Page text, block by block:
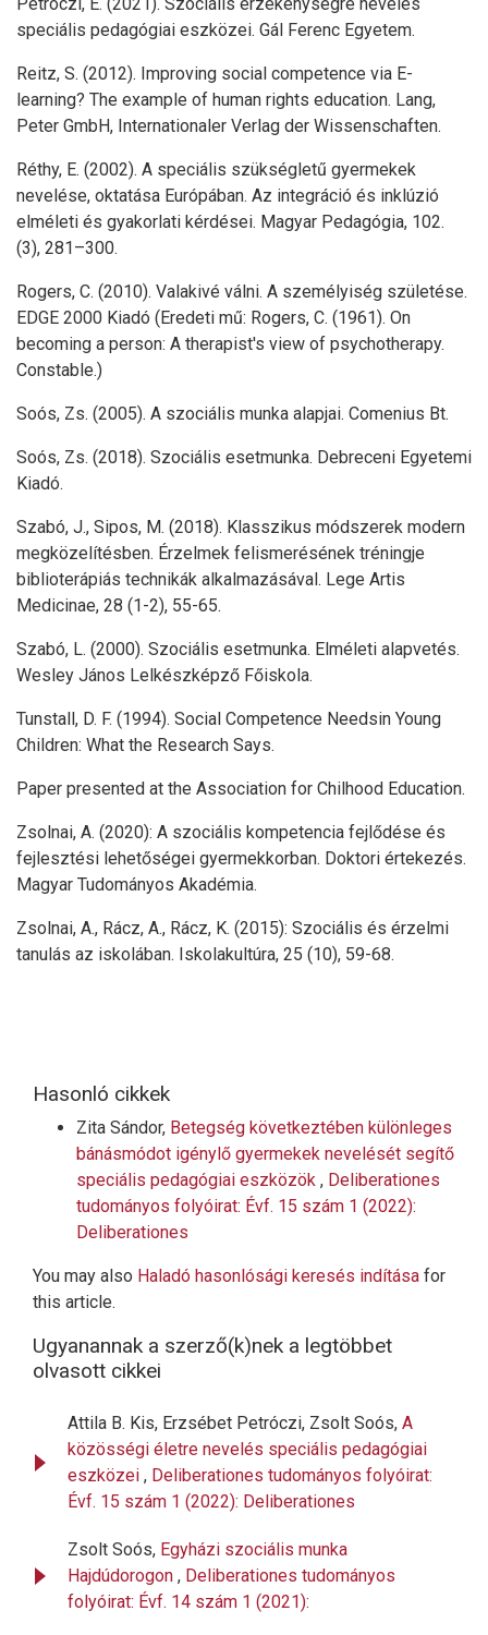
Petróczi, E. (2021). Szociális érzékenységre nevelés
speciális pedagógiai eszközei. Gál Ferenc Egyetem.
Reitz, S. (2012). Improving social competence via E-
learning? The example of human rights education. Lang,
Peter GmbH, Internationaler Verlag der Wissenschaften.
Réthy, E. (2002). A speciális szükségletű gyermekek
nevelése, oktatása Európában. Az integráció és inklúzió
elméleti és gyakorlati kérdései. Magyar Pedagógia, 102.
(3), 281–300.
Rogers, C. (2010). Valakivé válni. A személyiség születése.
EDGE 2000 Kiadó (Eredeti mű: Rogers, C. (1961). On
becoming a person: A therapist's view of psychotherapy.
Constable.)
Soós, Zs. (2005). A szociális munka alapjai. Comenius Bt.
Soós, Zs. (2018). Szociális esetmunka. Debreceni Egyetemi
Kiadó.
Szabó, J., Sipos, M. (2018). Klasszikus módszerek modern
megközelítésben. Érzelmek felismerésének tréningje
biblioterápiás technikák alkalmazásával. Lege Artis
Medicinae, 28 (1-2), 55-65.
Szabó, L. (2000). Szociális esetmunka. Elméleti alapvetés.
Wesley János Lelkészképző Főiskola.
Tunstall, D. F. (1994). Social Competence Needsin Young
Children: What the Research Says.
Paper presented at the Association for Chilhood Education.
Zsolnai, A. (2020): A szociális kompetencia fejlődése és
fejlesztési lehetőségei gyermekkorban. Doktori értekezés.
Magyar Tudományos Akadémia.
Zsolnai, A., Rácz, A., Rácz, K. (2015): Szociális és érzelmi
tanulás az iskolában. Iskolakultúra, 25 (10), 59-68.
Hasonló cikkek
Zita Sándor, Betegség következtében különleges
bánásmódot igénylő gyermekek nevelését segítő
speciális pedagógiai eszközök , Deliberationes
tudományos folyóirat: Évf. 15 szám 1 (2022):
Deliberationes
You may also Haladó hasonlósági keresés indítása for
this article.
Ugyanannak a szerző(k)nek a legtöbbet
olvasott cikkei
Attila B. Kis, Erzsébet Petróczi, Zsolt Soós, A
közösségi életre nevelés speciális pedagógiai
eszközei , Deliberationes tudományos folyóirat:
Évf. 15 szám 1 (2022): Deliberationes
Zsolt Soós, Egyházi szociális munka
Hajdúdorogon , Deliberationes tudományos
folyóirat: Évf. 14 szám 1 (2021):